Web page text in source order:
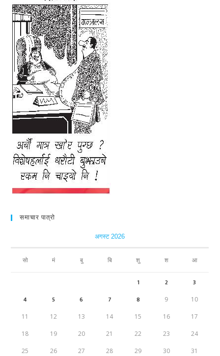
समाचार पात्रो
अगस्ट 2026
सो मं बु बि शु श आ
1 2
3
4
5 6 7 8 9 10
11 12 13 14 15 16 17
18 19 20 21 22 23 24
25 26 27 28 29 30 31